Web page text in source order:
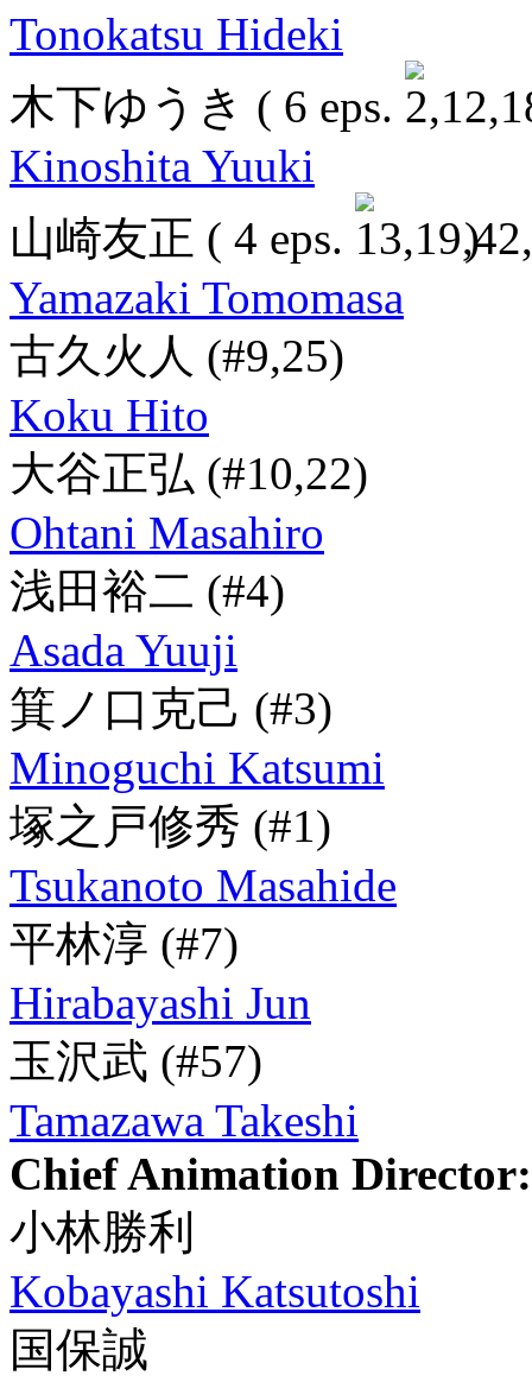
Tonokatsu Hideki
木下ゆうき ( 6 eps.
Kinoshita Yuuki
山崎友正 ( 4 eps.
)
Yamazaki Tomomasa
古久火人 (#9,25)
Koku Hito
大谷正弘 (#10,22)
Ohtani Masahiro
浅田裕二 (#4)
Asada Yuuji
箕ノ口克己 (#3)
Minoguchi Katsumi
塚之戸修秀 (#1)
Tsukanoto Masahide
平林淳 (#7)
Hirabayashi Jun
玉沢武 (#57)
Tamazawa Takeshi
Chief Animation Director:
小林勝利
Kobayashi Katsutoshi
国保誠